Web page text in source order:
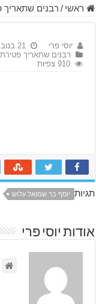
ראשי / רבנים שתאריך
יוסי פרי
21 בנובמבר 2023
רבנים שתאריך
910 צפיות
תגיות יוסף בר שמואל עלוש
אודות יוסי פרי